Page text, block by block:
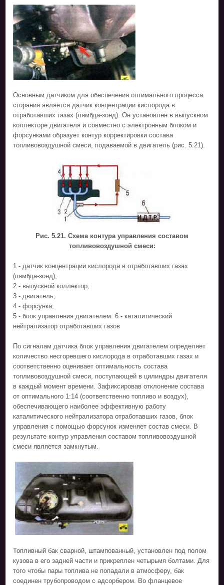
Основным датчиком для обеспечения оптимального процесса
сгорания является датчик концентрации кислорода в
отработавших газах (лямбда-зонд). Он установлен в выпускном
коллекторе двигателя и совместно с электронным блоком и
форсунками образует контур корректировки состава
топливовоздушной смеси, подаваемой в двигатель (рис. 5.21).
Рис. 5.21. Схема контура управления составом
топливовоздушной смеси:
1 - датчик концентрации кислорода в отработавших газах
(пямбда-зонд);
2 - выпускной коллектор;
3 - двигатель;
4 - форсунка;
5 - блок управления двигателем: 6 - каталитический
нейтрализатор отработавших газов
По сигналам датчика блок управления двигателем определяет
количество несгоревшего кислорода в отработавших газах и
соответственно оценивает оптимальность состава
топливовоздушной смеси, поступающей в цилиндры двигателя
в каждый момент времени. Зафиксировав отклонение состава
от оптимального 1:14 (соответственно топливо и воздух),
обеспечивающего наиболее эффективную работу
каталитического нейтрализатора отработавших газов, блок
управления с помощью форсунок изменяет состав смеси. В
результате контур управления составом топливовоздушной
смеси является замкнутым.
Топливный бак сварной, штампованный, установлен под полом
кузова в его задней части и прикреплен четырьмя болтами. Для
того чтобы пары топлива не попадали в атмосферу, бак
соединен трубопроводом с адсорбером. Во фланцевое